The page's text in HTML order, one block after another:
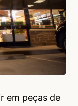
em peças de